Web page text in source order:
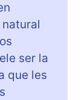
ser la
que les